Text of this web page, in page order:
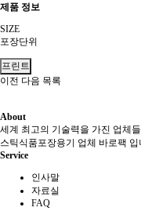
제품 정보
SIZE
포장단위
프린트
이전 다음 목록
About
세계 최고의 기술력을 가진 업체
스틱식품포장용기 업체 바로팩 입
Service
인사말
자료실
FAQ